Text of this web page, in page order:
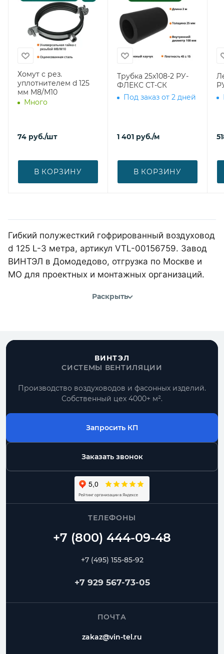
Хомут с рез.
уплотнителем d 125
мм М8/М10
Много
74 руб./шт
В КОРЗИНУ
Трубка 25х108-2 РУ-
ФЛЕКС СТ-СК
Под заказ от 2 дней
1 401 руб./м
В КОРЗИНУ
Гибкий полужесткий гофрированный воздуховод
d 125 L-3 метра, артикул VTL-00156759. Завод
ВИНТЭЛ в Домодедово, отгрузка по Москве и
МО для проектных и монтажных организаций.
Раскрыть
ВИНТЭЛ
СИСТЕМЫ ВЕНТИЛЯЦИИ
Производство воздуховодов и фасонных изделий.
Собственный цех 4000+ м².
Запросить КП
Заказать звонок
ТЕЛЕФОНЫ
+7 (495) 155-85-92
+7 929 567-73-05
ПОЧТА
zakaz@vin-tel.ru